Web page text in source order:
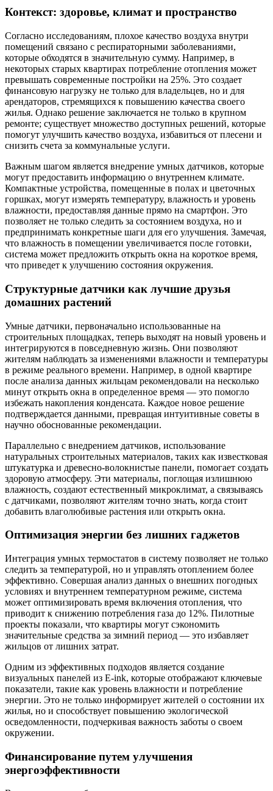
Контекст: здоровье, климат и пространство
Согласно исследованиям, плохое качество воздуха внутри
помещений связано с респираторными заболеваниями,
которые обходятся в значительную сумму. Например, в
некоторых старых квартирах потребление отопления может
превышать современные постройки на 25%. Это создает
финансовую нагрузку не только для владельцев, но и для
арендаторов, стремящихся к повышению качества своего
жилья. Однако решение заключается не только в крупном
ремонте; существует множество доступных решений, которые
помогут улучшить качество воздуха, избавиться от плесени и
снизить счета за коммунальные услуги.
Важным шагом является внедрение умных датчиков, которые
могут предоставить информацию о внутреннем климате.
Компактные устройства, помещенные в полах и цветочных
горшках, могут измерять температуру, влажность и уровень
влажности, предоставляя данные прямо на смартфон. Это
позволяет не только следить за состоянием воздуха, но и
предпринимать конкретные шаги для его улучшения. Замечая,
что влажность в помещении увеличивается после готовки,
система может предложить открыть окна на короткое время,
что приведет к улучшению состояния окружения.
Структурные датчики как лучшие друзья
домашних растений
Умные датчики, первоначально использованные на
строительных площадках, теперь выходят на новый уровень и
интегрируются в повседневную жизнь. Они позволяют
жителям наблюдать за изменениями влажности и температуры
в режиме реального времени. Например, в одной квартире
после анализа данных жильцам рекомендовали на несколько
минут открыть окна в определенное время — это помогло
избежать накопления конденсата. Каждое новое решение
подтверждается данными, превращая интуитивные советы в
научно обоснованные рекомендации.
Параллельно с внедрением датчиков, использование
натуральных строительных материалов, таких как известковая
штукатурка и древесно-волокнистые панели, помогает создать
здоровую атмосферу. Эти материалы, поглощая излишнюю
влажность, создают естественный микроклимат, а связываясь
с датчиками, позволяют жителям точно знать, когда стоит
добавить влаголюбивые растения или открыть окна.
Оптимизация энергии без лишних гаджетов
Интеграция умных термостатов в систему позволяет не только
следить за температурой, но и управлять отоплением более
эффективно. Совершая анализ данных о внешних погодных
условиях и внутреннем температурном режиме, система
может оптимизировать время включения отопления, что
приводит к снижению потребления газа до 12%. Пилотные
проекты показали, что квартиры могут сэкономить
значительные средства за зимний период — это избавляет
жильцов от лишних затрат.
Одним из эффективных подходов является создание
визуальных панелей из E-ink, которые отображают ключевые
показатели, такие как уровень влажности и потребление
энергии. Это не только информирует жителей о состоянии их
жилья, но и способствует повышению экологической
осведомленности, подчеркивая важность заботы о своем
окружении.
Финансирование путем улучшения
энергоэффективности